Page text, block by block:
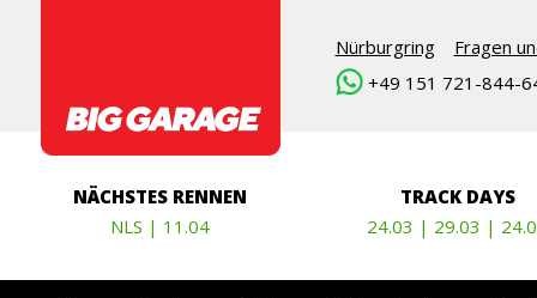
Nürburgring
Fragen
+49 151 721-844-
NÄCHSTES RENNEN
NLS | 11.04
TRACK DAYS
24.03 | 29.03 |